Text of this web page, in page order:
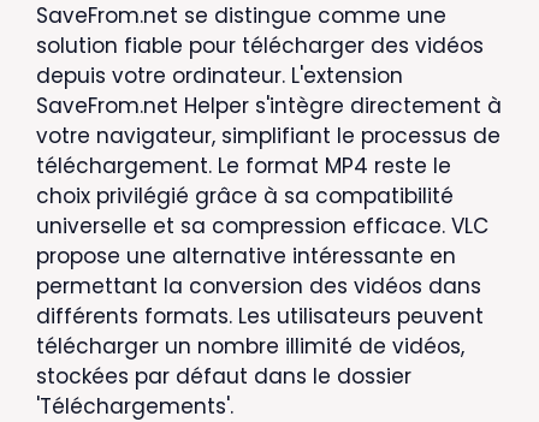
SaveFrom.net se distingue comme une
solution fiable pour télécharger des vidéos
depuis votre ordinateur. L'extension
SaveFrom.net Helper s'intègre directement à
votre navigateur, simplifiant le processus de
téléchargement. Le format MP4 reste le
choix privilégié grâce à sa compatibilité
universelle et sa compression efficace. VLC
propose une alternative intéressante en
permettant la conversion des vidéos dans
différents formats. Les utilisateurs peuvent
télécharger un nombre illimité de vidéos,
stockées par défaut dans le dossier
'Téléchargements'.